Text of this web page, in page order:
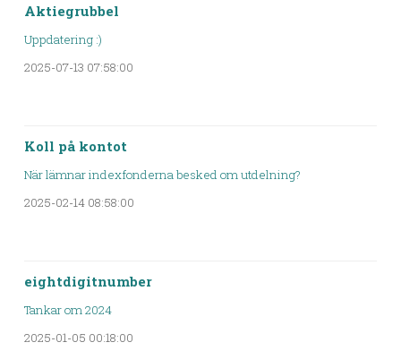
Aktiegrubbel
Uppdatering :)
2025-07-13 07:58:00
Koll på kontot
När lämnar indexfonderna besked om utdelning?
2025-02-14 08:58:00
eightdigitnumber
Tankar om 2024
2025-01-05 00:18:00